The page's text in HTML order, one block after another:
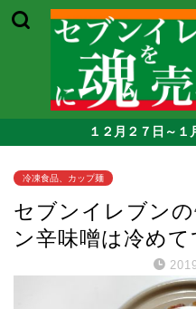
１２月２７日～１
冷凍食品、カップ麺
セブンイレブン
ン辛味噌は冷め